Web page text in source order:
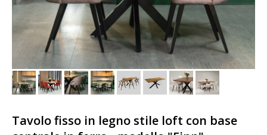
Tavolo fisso in legno stile loft con base